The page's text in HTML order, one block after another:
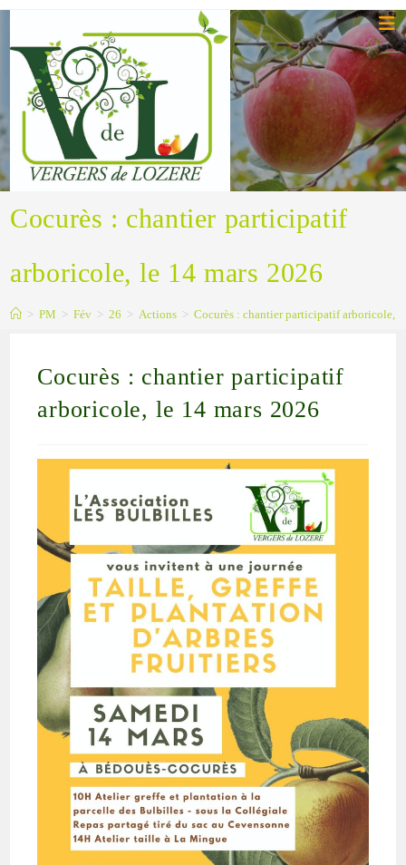
Cocurès : chantier participatif
arboricole, le 14 mars 2026
> PM > Fév > 26 > Actions > Cocurès : chantier participatif arboricole,
Cocurès : chantier participatif
arboricole, le 14 mars 2026